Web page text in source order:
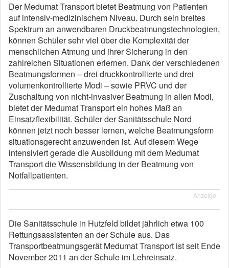
Der Medumat Transport bietet Beatmung von Patienten
auf intensiv-medizinischem Niveau. Durch sein breites
Spektrum an anwendbaren Druckbeatmungstechnologien,
können Schüler sehr viel über die Komplexität der
menschlichen Atmung und ihrer Sicherung in den
zahlreichen Situationen erlernen. Dank der verschiedenen
Beatmungsformen – drei druckkontrollierte und drei
volumenkontrollierte Modi – sowie PRVC und der
Zuschaltung von nicht-invasiver Beatmung in allen Modi,
bietet der Medumat Transport ein hohes Maß an
Einsatzflexibilität. Schüler der Sanitätsschule Nord
können jetzt noch besser lernen, welche Beatmungsform
situationsgerecht anzuwenden ist. Auf diesem Wege
intensiviert gerade die Ausbildung mit dem Medumat
Transport die Wissensbildung in der Beatmung von
Notfallpatienten.
Anzeige
Die Sanitätsschule in Hutzfeld bildet jährlich etwa 100
Rettungsassistenten an der Schule aus. Das
Transportbeatmungsgerät Medumat Transport ist seit Ende
November 2011 an der Schule im Lehreinsatz.